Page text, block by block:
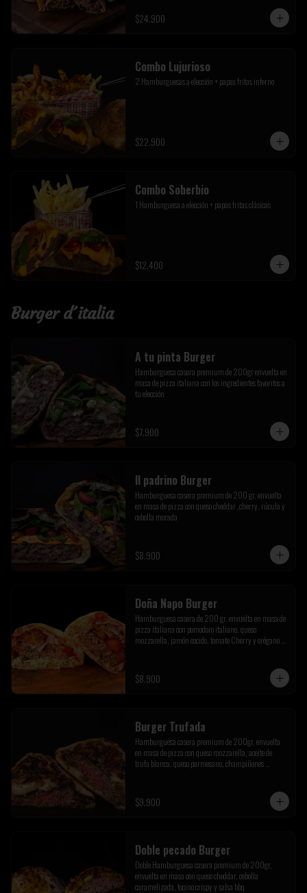
$24.900
Combo Lujurioso
2 Hamburguesas a elección + papas fritas inferno
$22.900
Combo Soberbio
1 Hamburguesa a elección + papas fritas clásicas
$12.400
Burger d´italia
A tu pinta Burger
Hamburguesa casera premium de 200gr envuelta en
masa de pizza italiana con los ingredientes favoritos a
tu elección
$7.900
Il padrino Burger
Hamburguesa casera premium de 200 gr, envuelta
en masa de pizza con queso cheddar ,cherry, rúcula y
cebolla morada
$8.900
Doña Napo Burger
Hamburguesa casera de 200 gr, envuelta en masa de
pizza italiana con pomodoro italiano, queso
mozzarella, jamón cocido, tomate Cherry y orégano de
$8.900
Burger Trufada
Hamburguesa casera premium de 200gr, envuelta
en masa de pizza con queso mozzarella, aceite de
trufa blanca, queso parmesano, champiñones
$9.900
Doble pecado Burger
Doble Hamburguesa casera premium de 200gr,
envuelta en masa con queso cheddar, cebolla
caramelizada, tocino crispy y salsa bbq